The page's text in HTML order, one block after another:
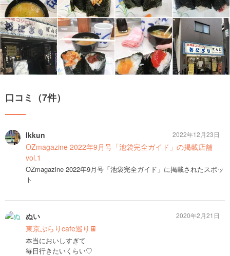
口コミ（7件）
Ikkun
OZmagazine 2022年9月号「池袋完全ガイド」の掲載店舗
vol.1
OZmagazine 2022年9月号「池袋完全ガイド」に掲載されたスポッ
ト
2022年12月23日
ぬい
東京ぷらりcafe巡り🍫
本当においしすぎて
毎日行きたいくらい♡
2020年2月21日